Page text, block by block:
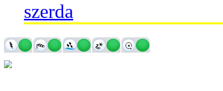
szerda